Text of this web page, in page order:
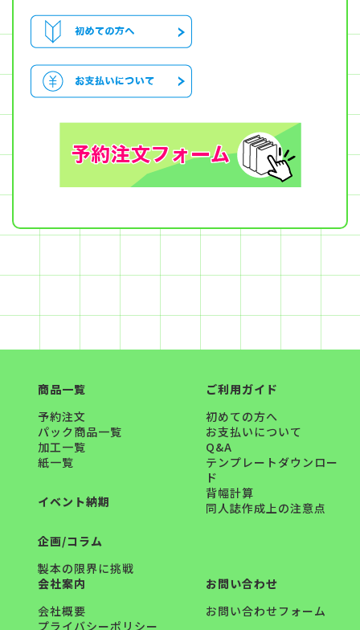
商品一覧
予約注文
パック商品一覧
加工一覧
紙一覧
イベント納期
企画/コラム
製本の限界に挑戦
ご利用ガイド
初めての方へ
お支払いについて
Q&A
テンプレートダウンロー
ド
背幅計算
同人誌作成上の注意点
会社案内
会社概要
プライバシーポリシー
お問い合わせ
お問い合わせフォーム